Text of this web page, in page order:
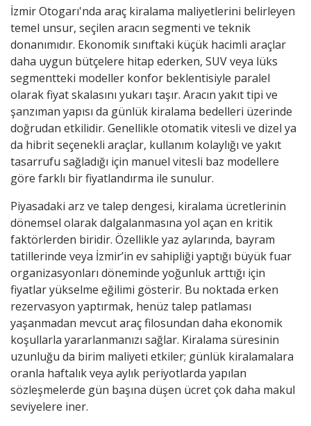
İzmir Otogarı'nda araç kiralama maliyetlerini belirleyen
temel unsur, seçilen aracın segmenti ve teknik
donanımıdır. Ekonomik sınıftaki küçük hacimli araçlar
daha uygun bütçelere hitap ederken, SUV veya lüks
segmentteki modeller konfor beklentisiyle paralel
olarakfiyat skalasını yukarı taşır. Aracın yakıt tipi ve
şanzıman yapısı da günlük kiralama bedelleri üzerinde
doğrudan etkilidir. Genellikle otomatik vitesli ve dizel ya
da hibrit seçenekli araçlar, kullanım kolaylığı ve yakıt
tasarrufu sağladığı için manuel vitesli baz modellere
göre farklı bir fiyatlandırma ile sunulur.
Piyasadaki arz ve talep dengesi, kiralama ücretlerinin
dönemsel olarak dalgalanmasına yol açan en kritik
faktörlerden biridir. Özellikle yaz aylarında, bayram
tatillerinde veya İzmir’in ev sahipliği yaptığı büyük fuar
organizasyonları döneminde yoğunluk arttığı için
fiyatlaryükselme eğilimi gösterir. Bu noktada erken
rezervasyon yaptırmak, henüz talep patlaması
yaşanmadan mevcut araç filosundan daha ekonomik
koşullarla yararlanmanızı sağlar. Kiralama süresinin
uzunluğu da birim maliyeti etkiler; günlük kiralamalara
oranla haftalık veya aylık periyotlarda yapılan
sözleşmelerde gün başına düşen ücret çok daha makul
seviyelere iner.